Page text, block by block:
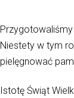
Niestety w tym
pielęgnować
Istotę Świąt